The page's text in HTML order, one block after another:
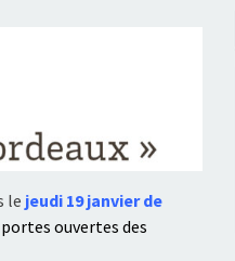
le jeudi 19 janvier de
ouvertes des